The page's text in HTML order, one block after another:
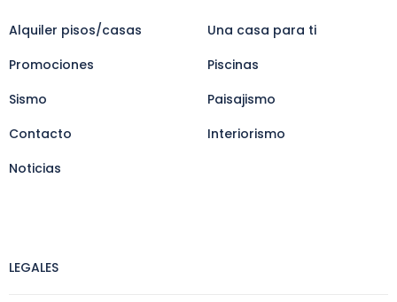
Alquiler pisos/casas
Promociones
Sismo
Contacto
Noticias
Una casa para ti
Piscinas
Paisajismo
Interiorismo
LEGALES